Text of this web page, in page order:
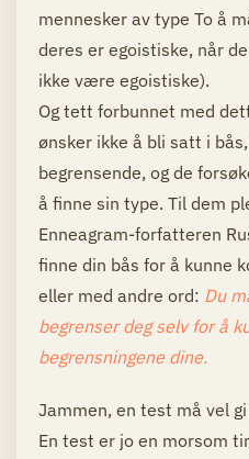
mennesker av type To å
deres er egoistiske, når
ikke være egoistiske).
Og tett forbunnet med
ønsker ikke å bli satt i
begrensende, og de
å finne sin type. Til dem
Enneagram-forfatteren
finne din bås for å kunne
eller med andre ord: Du
begrenser deg selv for å
begrensningene dine.
Jammen, en test må vel
En test er jo en morsom